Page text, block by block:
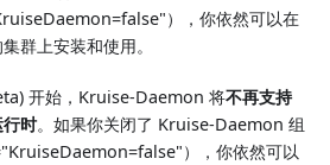
），你依然可以在
群上安装和使用。
开始，Kruise-Daemon 将不再支持
时。如果你关闭了 Kruise-Daemon 组
），你依然可以